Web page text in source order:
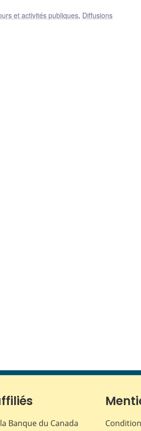
et activités publiques, Diffusions
Banque du Canada